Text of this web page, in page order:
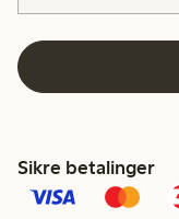
Sikre betalinger